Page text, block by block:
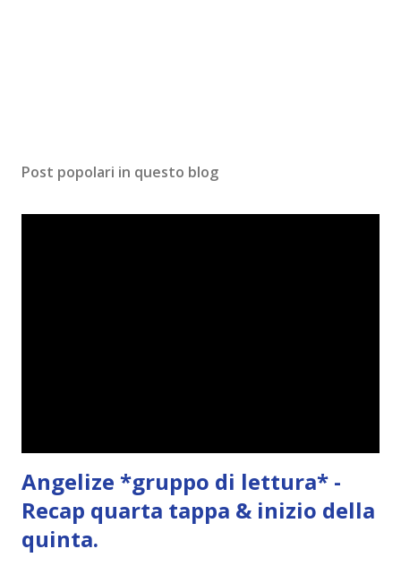
Post popolari in questo blog
Angelize *gruppo di lettura* -
Recap quarta tappa & inizio della
quinta.